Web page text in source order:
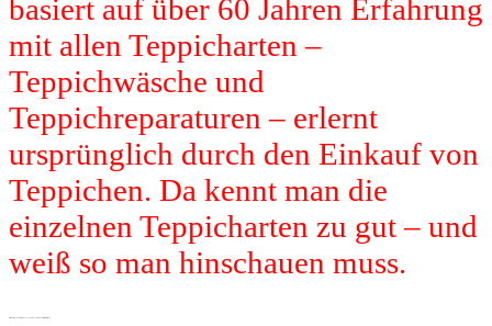
basiert auf über 60 Jahren Erfahrung
mit allen Teppicharten –
Teppichwäsche und
Teppichreparaturen – erlernt
ursprünglich durch den Einkauf von
Teppichen. Da kennt man die
einzelnen Teppicharten zu gut – und
weiß so man hinschauen muss.